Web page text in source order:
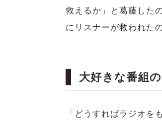
救えるか」と葛藤した
にリスナーが救われた
大好きな番組
「どうすればラジオ